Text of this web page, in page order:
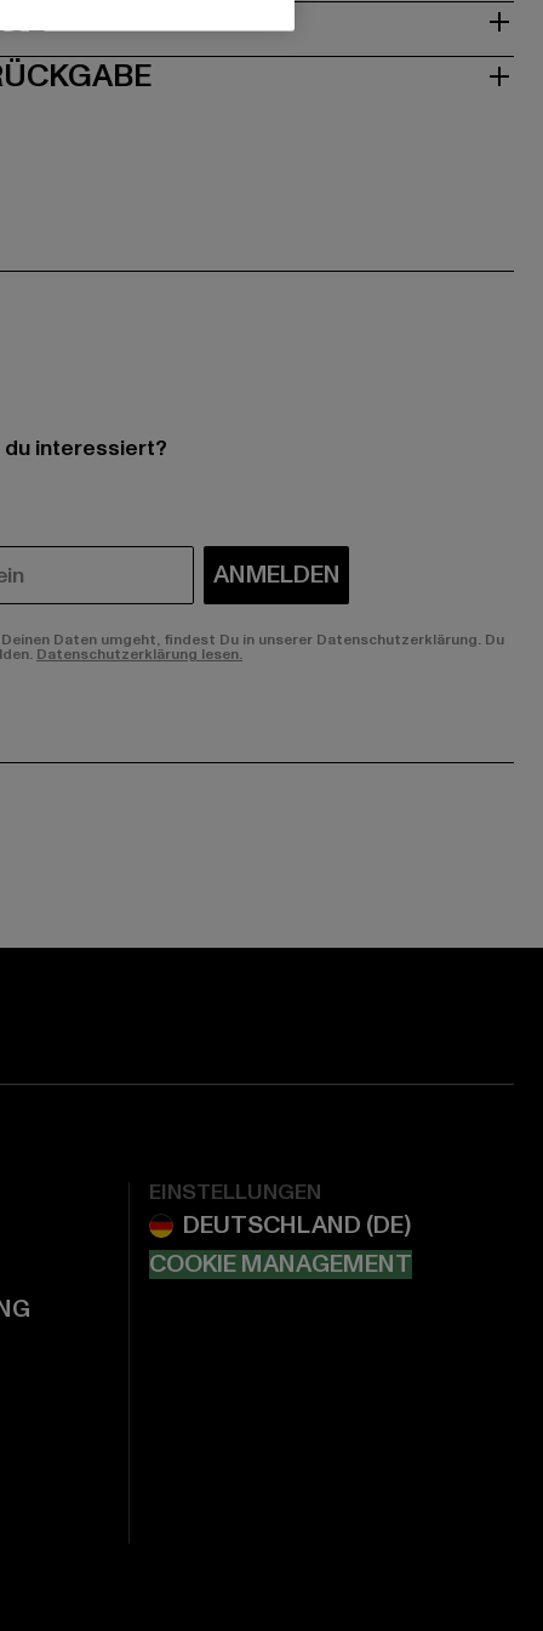
interessiert?
ANMELDEN
Daten umgeht, findest Du in unserer Datenschutzerklärung. Du
Datenschutzerklärung lesen.
EINSTELLUNGEN
COOKIE MANAGEMENT